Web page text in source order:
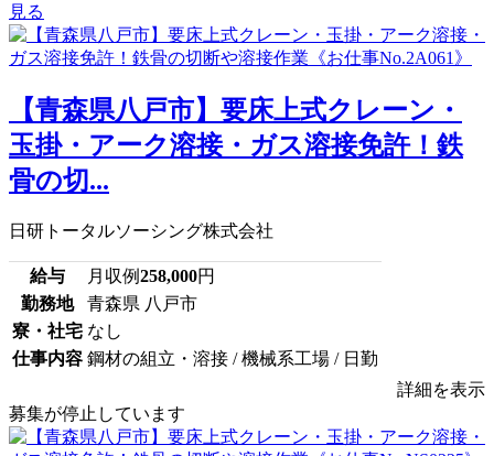
見る
【青森県八戸市】要床上式クレーン・
玉掛・アーク溶接・ガス溶接免許！鉄
骨の切...
日研トータルソーシング株式会社
給与 月収例258,000円
勤務地
青森県 八戸市
寮・社宅 なし
仕事内容 鋼材の組立・溶接 / 機械系工場 / 日勤
詳細を表示
募集が停止しています